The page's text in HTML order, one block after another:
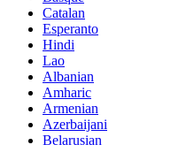
Catalan
Esperanto
Hindi
Lao
Albanian
Amharic
Armenian
Azerbaijani
Belarusian